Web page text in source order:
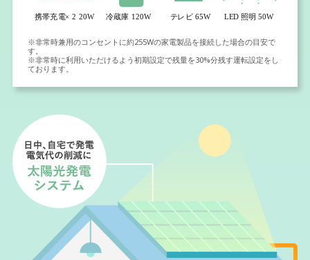
※非常時兼用のコンセントに約255Wの家電製品を接続した場合の目安で
す。
※非常時に利用いただけるよう初期設定で残量を30%分残す運転設定をし
ております。